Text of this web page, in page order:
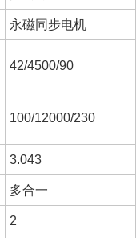
永磁同步电机
42/4500/90
100/12000/230
3.043
多合一
2